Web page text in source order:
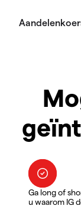
Ga long of
u waarom IG